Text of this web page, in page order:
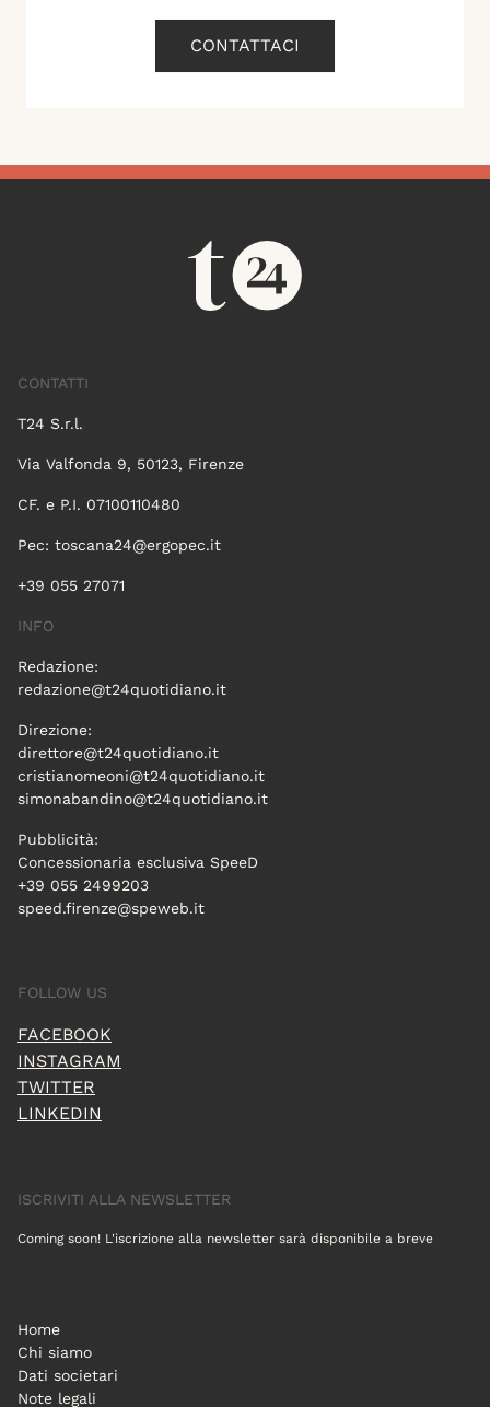
CONTATTACI
CONTATTI
T24 S.r.l.
Via Valfonda 9, 50123, Firenze
CF. e P.I. 07100110480
Pec: toscana24@ergopec.it
+39 055 27071
INFO
Redazione:
redazione@t24quotidiano.it
Direzione:
direttore@t24quotidiano.it
cristianomeoni@t24quotidiano.it
simonabandino@t24quotidiano.it
Pubblicità:
Concessionaria esclusiva SpeeD
+39 055 2499203
speed.firenze@speweb.it
FOLLOW US
FACEBOOK
INSTAGRAM
TWITTER
LINKEDIN
ISCRIVITI ALLA NEWSLETTER
Coming soon! L'iscrizione alla newsletter sarà disponibile a breve
Home
Chi siamo
Dati societari
Note legali